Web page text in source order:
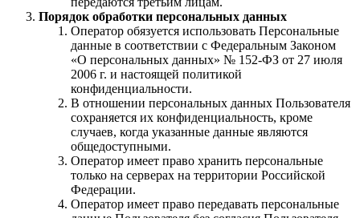
Порядок обработки персональных данных
Оператор обязуется использовать Персональные
данные в соответствии с Федеральным Законом
«О персональных данных» № 152-ФЗ от 27 июля
2006 г. и настоящей политикой
конфиденциальности.
В отношении персональных данных Пользователя
сохраняется их конфиденциальность, кроме
случаев, когда указанные данные являются
общедоступными.
Оператор имеет право хранить персональные
только на серверах на территории Российской
Федерации.
Оператор имеет право передавать персональные